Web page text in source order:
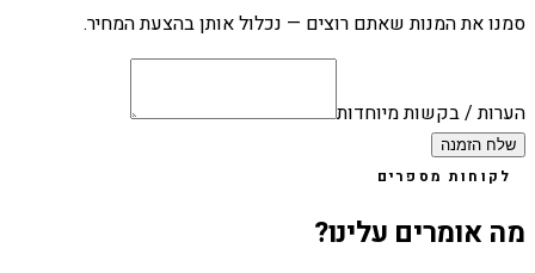
סמנו את המנות שאתם רוצים — נכלול אותן בהצעת המחיר.
הערות / בקשות מיוחדות
שלח הזמנה
לקוחות מספרים
מה אומרים עלינו?